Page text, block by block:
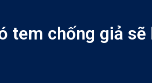
tem chống giả sẽ